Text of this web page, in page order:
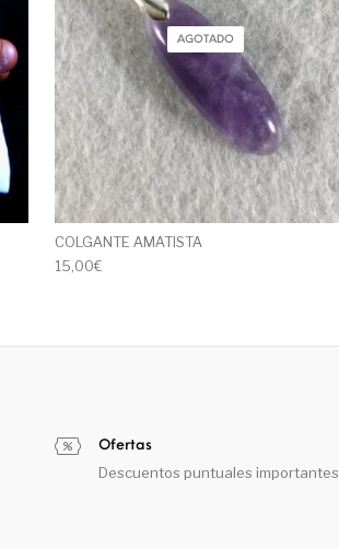
AGOTADO
COLGANTE AMATISTA
15,00€
Ofertas
Descuentos puntuales importantes